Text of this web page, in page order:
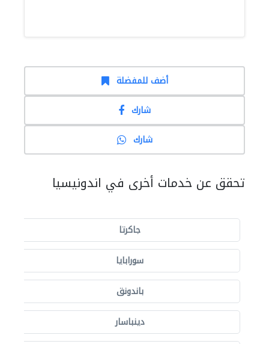
أضف للمفضلة
شارك
شارك
تحقق عن خدمات أخرى في اندونيسيا
جاكرتا
سورابايا
باندونق
دينباسار